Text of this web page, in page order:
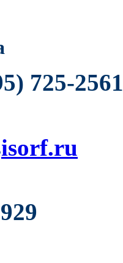
725-2561
isorf.ru